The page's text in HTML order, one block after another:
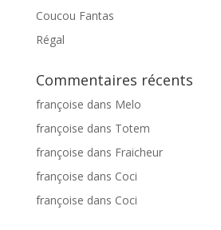
Coucou Fantas
Régal
Commentaires récents
françoise dans Melo
françoise dans Totem
françoise dans Fraicheur
françoise dans Coci
françoise dans Coci